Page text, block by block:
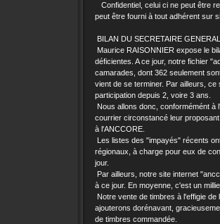
Confidentiel, celui ci ne peut être
peut être fourni à tout adhérent sur
BILAN DU SECRETAIRE
Maurice RAISONNIER expose le
déficientes. A ce jour, notre fichier
camarades, dont 362 seulement
vient de se terminer. Par ailleurs,
participation depuis 2, voire 3 ans.
Nous allons donc, conformémént
courrier circonstancé leur
à l'ANCCORE.
Les listes des "impayés" récents
régionaux, à charge pour eux de
jour.
Par ailleurs, notre site internet
à ce jour. En moyenne, c'est un
Notre vente de timbres à l'effigie
ajouterons dorénavant,
de timbres commandée.